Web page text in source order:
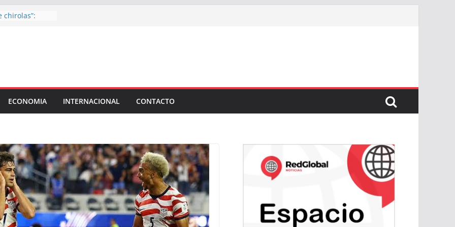
chirolas”:
Senado
jornada de
la trata de
de
ECONOMIA INTERNACIONAL CONTACTO